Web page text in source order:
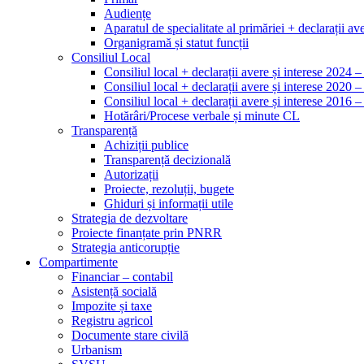
Audiențe
Aparatul de specialitate al primăriei + declarații
Organigramă și statut funcții
Consiliul Local
Consiliul local + declarații avere și interese 2024
Consiliul local + declarații avere și interese 2020
Consiliul local + declarații avere și interese 2016
Hotărâri/Procese verbale și minute CL
Transparență
Achiziții publice
Transparență decizională
Autorizații
Proiecte, rezoluții, bugete
Ghiduri și informații utile
Strategia de dezvoltare
Proiecte finanțate prin PNRR
Strategia anticorupție
Compartimente
Financiar – contabil
Asistență socială
Impozite și taxe
Registru agricol
Documente stare civilă
Urbanism